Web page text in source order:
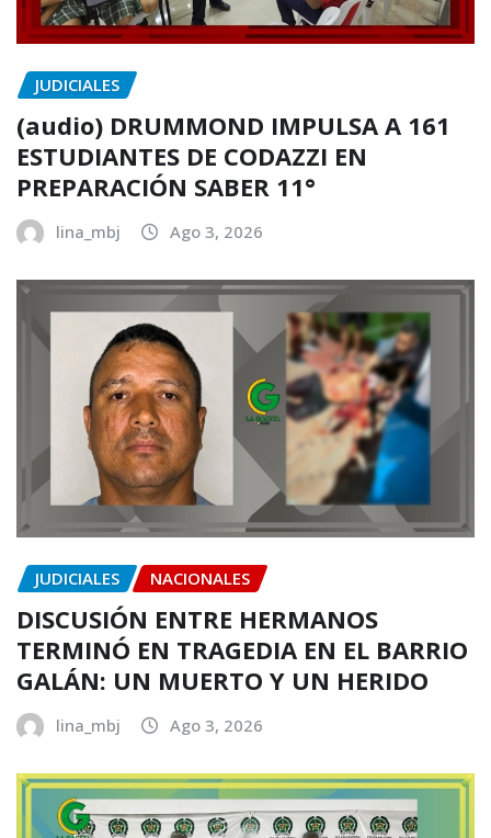
JUDICIALES
(audio) DRUMMOND IMPULSA A 161
ESTUDIANTES DE CODAZZI EN
PREPARACIÓN SABER 11°
lina_mbj Ago 3, 2026
JUDICIALES NACIONALES
DISCUSIÓN ENTRE HERMANOS
TERMINÓ EN TRAGEDIA EN EL BARRIO
GALÁN: UN MUERTO Y UN HERIDO
lina_mbj Ago 3, 2026